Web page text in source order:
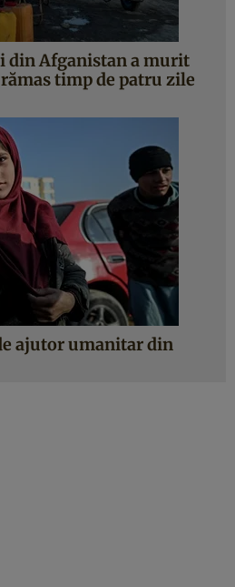
din Afganistan a murit
rămas timp de patru zile
ajutor umanitar din